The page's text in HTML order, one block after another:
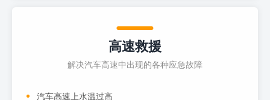
高速救援
解决汽车高速中出现的各种应急故障
汽车高速上水温过高